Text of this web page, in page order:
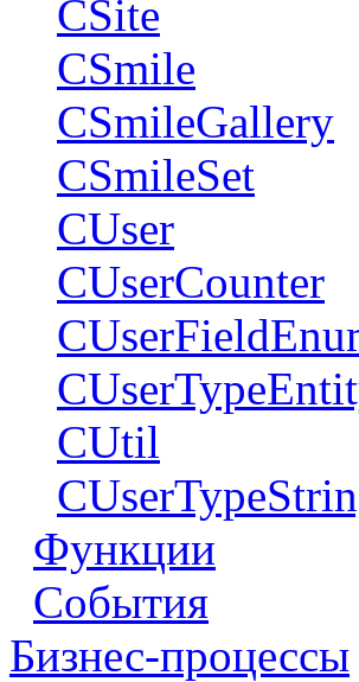
CSite
CSmile
CSmileGallery
CSmileSet
CUser
CUserCounter
CUtil
Функции
События
Бизнес-процессы